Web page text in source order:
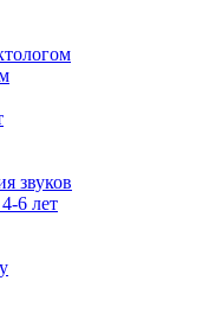
звуков
6 лет